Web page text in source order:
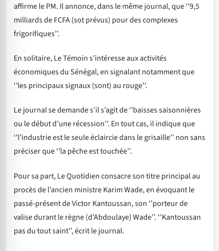
affirme le PM. Il annonce, dans le même journal, que ‘’9,5
milliards de FCFA (sot prévus) pour des complexes
frigorifiques’’.
En solitaire, Le Témoin s’intéresse aux activités
économiques du Sénégal, en signalant notamment que
‘’les principaux signaux (sont) au rouge’’.
Le journal se demande s’il s’agit de ‘’baisses saisonnières
ou le début d’une récession’’. En tout cas, il indique que
‘’l’industrie est le seule éclaircie dans le grisaille’’ non sans
préciser que ‘’la pêche est touchée’’.
Pour sa part, Le Quotidien consacre son titre principal au
procès de l’ancien ministre Karim Wade, en évoquant le
passé-présent de Victor Kantoussan, son ‘’porteur de
valise durant le règne (d’Abdoulaye) Wade’’. ‘’Kantoussan
pas du tout saint’’, écrit le journal.